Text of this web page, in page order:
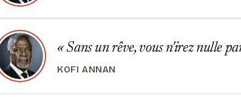
Sans un rêve, vous n'irez nulle
KOFI ANNAN